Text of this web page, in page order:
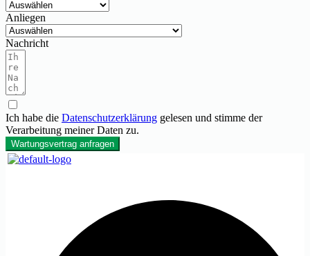
Anliegen
Nachricht
Ich habe die Datenschutzerklärung gelesen und stimme der
Verarbeitung meiner Daten zu.
Wartungsvertrag anfragen